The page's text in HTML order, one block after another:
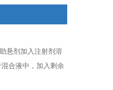
悬剂加入注射剂溶
合液中，加入剩余